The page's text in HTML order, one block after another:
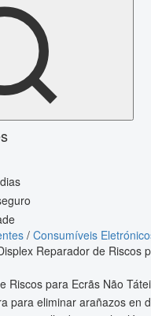
/ Consumíveis
Reparador de Riscos